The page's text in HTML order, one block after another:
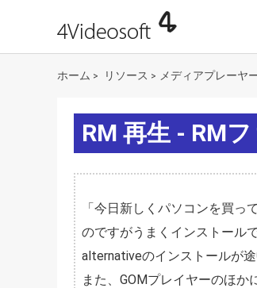
ホーム > リソース > メディアプレーヤ
RM 再生 - RM
「今日新しくパソコンを買
のですがうまくインストール
alternativeのインストールが
また、GOMプレイヤーのほ